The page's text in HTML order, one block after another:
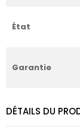
État
Garantie
DÉTAILS DU